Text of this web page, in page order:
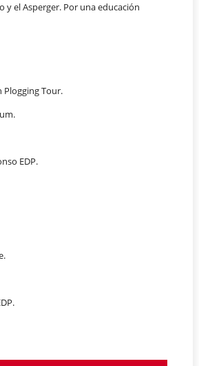
y el Asperger. Por una educación
Tour.
EDP.